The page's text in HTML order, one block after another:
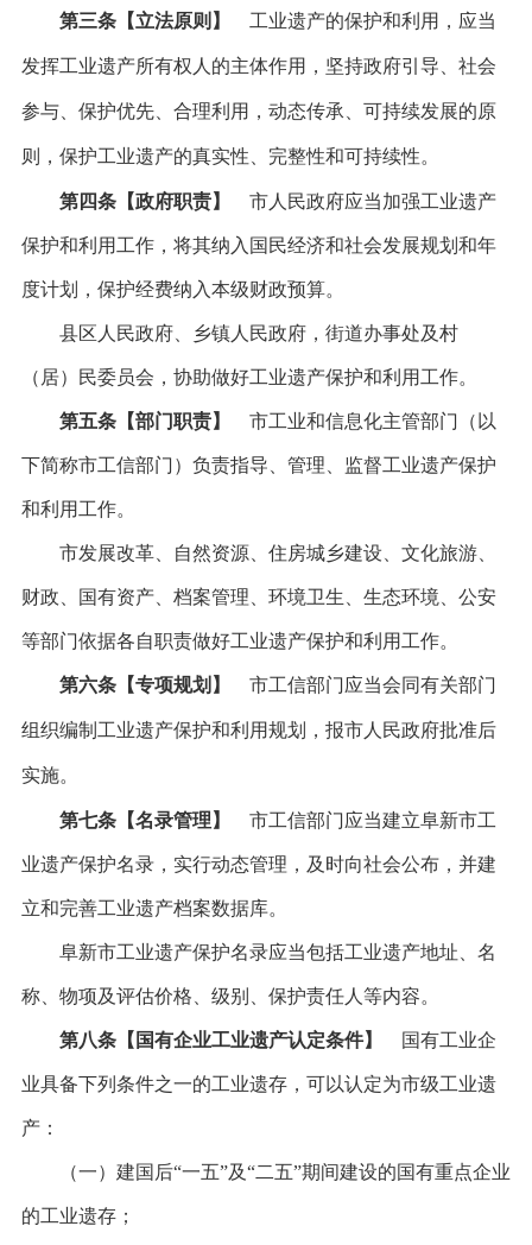
第三条【立法原则】 工业遗产的保护和利用，应当
发挥工业遗产所有权人的主体作用，坚持政府引导、社会
参与、保护优先、合理利用，动态传承、可持续发展的原
则，保护工业遗产的真实性、完整性和可持续性。
第四条【政府职责】 市人民政府应当加强工业遗产
保护和利用工作，将其纳入国民经济和社会发展规划和年
度计划，保护经费纳入本级财政预算。
县区人民政府、乡镇人民政府，街道办事处及村
（居）民委员会，协助做好工业遗产保护和利用工作。
第五条【部门职责】 市工业和信息化主管部门（以
下简称市工信部门）负责指导、管理、监督工业遗产保护
和利用工作。
市发展改革、自然资源、住房城乡建设、文化旅游、
财政、国有资产、档案管理、环境卫生、生态环境、公安
等部门依据各自职责做好工业遗产保护和利用工作。
第六条【专项规划】 市工信部门应当会同有关部门
组织编制工业遗产保护和利用规划，报市人民政府批准后
实施。
第七条【名录管理】 市工信部门应当建立阜新市工
业遗产保护名录，实行动态管理，及时向社会公布，并建
立和完善工业遗产档案数据库。
阜新市工业遗产保护名录应当包括工业遗产地址、名
称、物项及评估价格、级别、保护责任人等内容。
第八条【国有企业工业遗产认定条件】 国有工业企
业具备下列条件之一的工业遗存，可以认定为市级工业遗
产：
（一）建国后“一五”及“二五”期间建设的国有重点企业
的工业遗存；